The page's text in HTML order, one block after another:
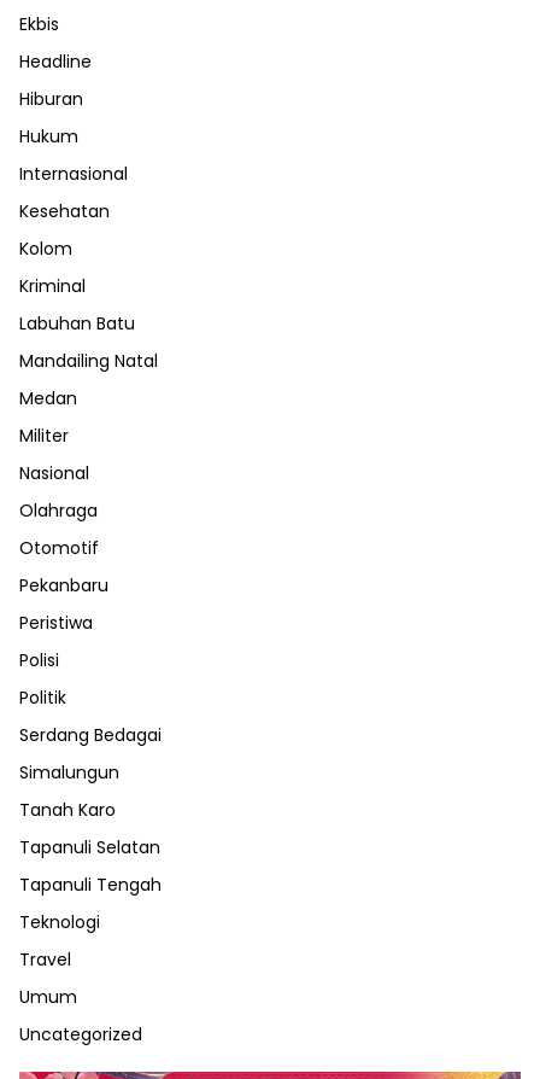
Ekbis
Headline
Hiburan
Hukum
Internasional
Kesehatan
Kolom
Kriminal
Labuhan Batu
Mandailing Natal
Medan
Militer
Nasional
Olahraga
Otomotif
Pekanbaru
Peristiwa
Polisi
Politik
Serdang Bedagai
Simalungun
Tanah Karo
Tapanuli Selatan
Tapanuli Tengah
Teknologi
Travel
Umum
Uncategorized